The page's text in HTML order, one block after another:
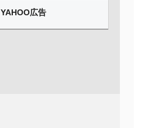
YAHOO広告